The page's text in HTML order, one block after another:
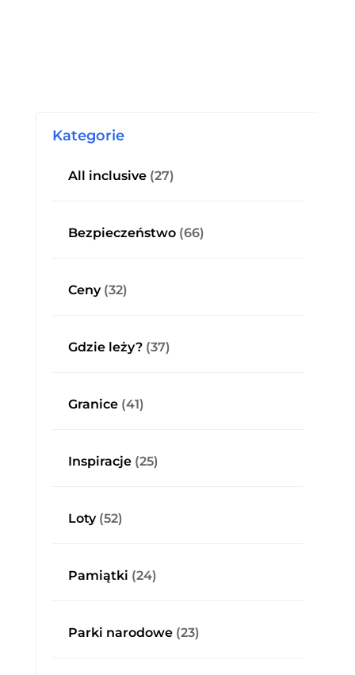
Kategorie
All inclusive(27)
Bezpieczeństwo(66)
Ceny(32)
Gdzie leży?(37)
Granice(41)
Inspiracje(25)
Loty(52)
Pamiątki (24)
Parki narodowe(23)